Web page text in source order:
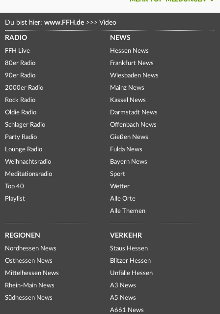
Du bist hier: www.FFH.de >>> Video
RADIO
FFH Live
80er Radio
90er Radio
2000er Radio
Rock Radio
Oldie Radio
Schlager Radio
Party Radio
Lounge Radio
Weihnachtsradio
Meditationsradio
Top 40
Playlist
NEWS
Hessen News
Frankfurt News
Wiesbaden News
Mainz News
Kassel News
Darmstadt News
Offenbach News
Gießen News
Fulda News
Bayern News
Sport
Wetter
Alle Orte
Alle Themen
REGIONEN
Nordhessen News
Osthessen News
Mittelhessen News
Rhein-Main News
Südhessen News
VERKEHR
Staus Hessen
Blitzer Hessen
Unfälle Hessen
A3 News
A5 News
A661 News